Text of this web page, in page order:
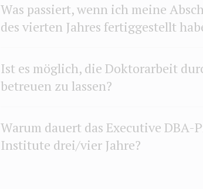
Was passiert, wenn ich meine
des vierten Jahres fertiggestellt
Ist es möglich, die Doktorarbeit
betreuen zu lassen?
Warum dauert das Executive DBA-
Institute drei/vier Jahre?